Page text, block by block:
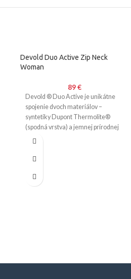
Devold Duo Active Zip Neck
Woman
89€
Devold ® Duo Active je unikátne
spojenie dvoch materiálov –
syntetiky Dupont Thermolite®
(spodná vrstva) a jemnej prírodnej
merino vlny (vrchná vrstva). Prvá
termoreguluje, veľmi pohodlný a